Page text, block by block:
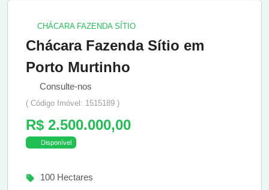
CHÁCARA FAZENDA SÍTIO
Chácara Fazenda Sítio em
Porto Murtinho
Consulte-nos
( Código Imóvel: 1515189 )
R$ 2.500.000,00
Disponível
100 Hectares